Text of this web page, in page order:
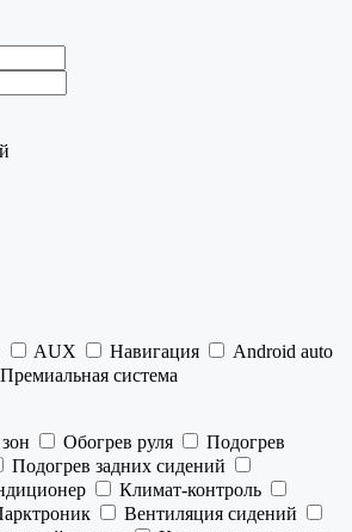
AUX Навигация
Android auto
Премиальная система
Обогрев руля
Подогрев
Подогрев задних сидений
Климат-контроль
Вентиляция сидений